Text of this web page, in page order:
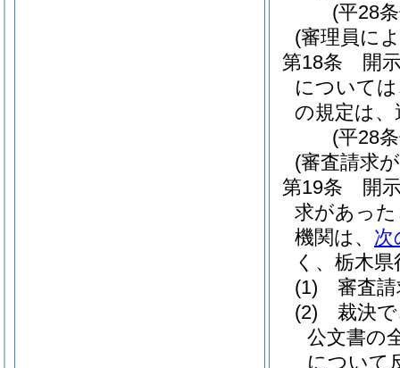
(平28
(審理員に
第18条
開
について
の規定は
(平28
(審査請求
第19条
開
求があっ
機関は、 次
く、栃木
(1)
審査
(2)
裁決
公文書の
について